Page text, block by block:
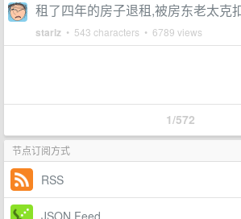
租了四年的房子退租,被房东老太克
starlz • 543 characters • 6789 views
1/572
节点订阅方式
RSS
JSON Feed